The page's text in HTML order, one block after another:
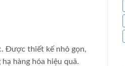
Được thiết kế nhỏ gọn,
hàng hóa hiệu quả.